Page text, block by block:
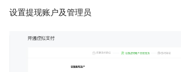
设置提现账户及管理员